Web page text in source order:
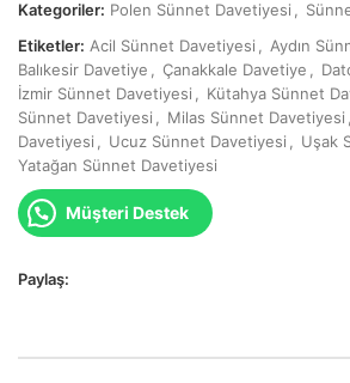
Kategoriler: Polen Sünnet Davetiyesi
Etiketler: Acil Sünnet Davetiyesi Aydın
Balıkesir Davetiye
Çanakkale Davetiye
İzmir Sünnet Davetiyesi
Kütahya Sünnet
Sünnet Davetiyesi
Milas Sünnet Davetiyesi
Davetiyesi
Ucuz Sünnet Davetiyesi Uşak
Yatağan Sünnet Davetiyesi
Müşteri Destek
Paylaş: